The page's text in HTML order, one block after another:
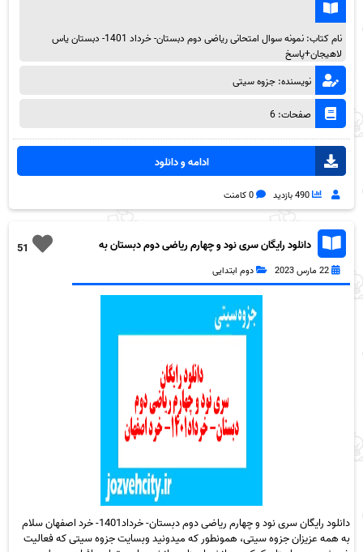
نام کتاب: نمونه سوال امتحانی ریاضی دوم دبستان- خرداد 1401- دبستان یاس
لاهیجان+پاسخ
نویسنده: جزوه سیتی
صفحات: 6
ادامه و دانلود
490 بازدید 0 کامنت
51
دانلود رایگان سری نود و چهارم ریاضی دوم دبستان به
22 مارس 2023 دوم ابتدایی
دانلود رایگان سری نود و چهارم ریاضی دوم دبستان- خرداد1401- خرد اصفهان سلام
به همه عزیزان جزوه سیتی، همونطور که میدونید وبسایت جزوه سیتی که فعالیت